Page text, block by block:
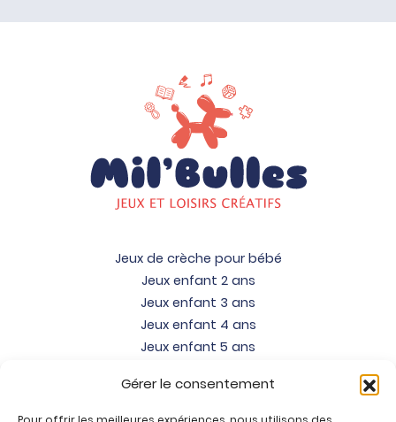
Gérer le consentement
Jeux de crèche pour bébé
Jeux enfant 2 ans
Jeux enfant 3 ans
Jeux enfant 4 ans
Jeux enfant 5 ans
Jeux enfant 7 ans
Jeux enfant 8 ans